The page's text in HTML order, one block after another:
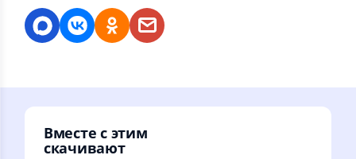
Вместе с этим
скачивают